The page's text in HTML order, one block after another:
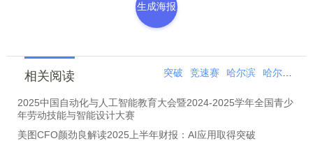
生成海报
相关阅读 突破 竞速赛 哈尔滨 哈尔滨站
2025中国自动化与人工智能教育大会暨2024-2025学年全国青少
年劳动技能与智能设计大赛
美图CFO颜劲良解读2025上半年财报：AI应用取得突破